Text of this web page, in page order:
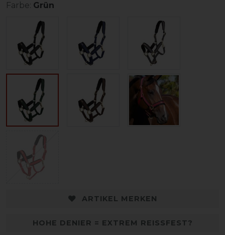
Farbe: Grün
ARTIKEL MERKEN
HOHE DENIER = EXTREM REISSFEST?